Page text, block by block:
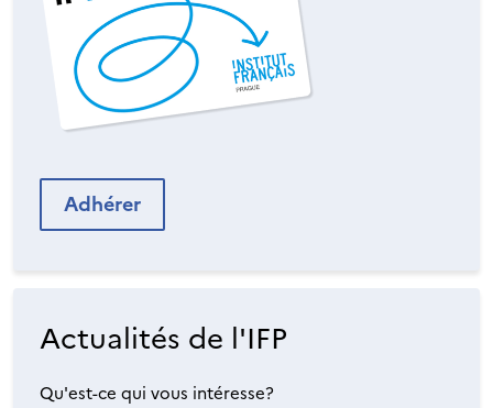
Adhérer
Actualités de l'IFP
Qu'est-ce qui vous intéresse?